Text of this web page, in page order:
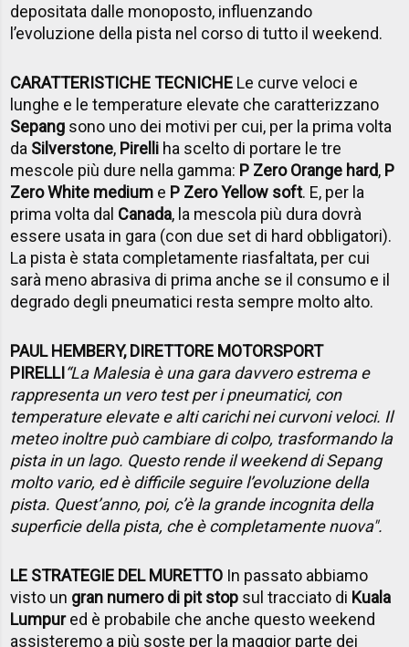
depositata dalle monoposto, influenzando
l’evoluzione della pista nel corso di tutto il weekend.
CARATTERISTICHE TECNICHE Le curve veloci e
lunghe e le temperature elevate che caratterizzano
Sepang sono uno dei motivi per cui, per la prima volta
da Silverstone, Pirelli ha scelto di portare le tre
mescole più dure nella gamma: P Zero Orange hard, P
Zero White medium e P Zero Yellow soft. E, per la
prima volta dal Canada, la mescola più dura dovrà
essere usata in gara (con due set di hard obbligatori).
La pista è stata completamente riasfaltata, per cui
sarà meno abrasiva di prima anche se il consumo e il
degrado degli pneumatici resta sempre molto alto.
PAUL HEMBERY, DIRETTORE MOTORSPORT
PIRELLI“La Malesia è una gara davvero estrema e
rappresenta un vero test per i pneumatici, con
temperature elevate e alti carichi nei curvoni veloci. Il
meteo inoltre può cambiare di colpo, trasformando la
pista in un lago. Questo rende il weekend di Sepang
molto vario, ed è difficile seguire l’evoluzione della
pista. Quest’anno, poi, c’è la grande incognita della
superficie della pista, che è completamente nuova".
LE STRATEGIE DEL MURETTO In passato abbiamo
visto un gran numero di pit stop sul tracciato di Kuala
Lumpured è probabile che anche questo weekend
assisteremo a più soste per la maggior parte dei